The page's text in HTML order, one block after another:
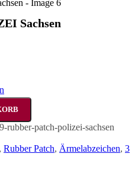
Sachsen
Menge
rubber-patch-polizei-sachsen
, Rubber Patch, Ärmelabzeichen, 3